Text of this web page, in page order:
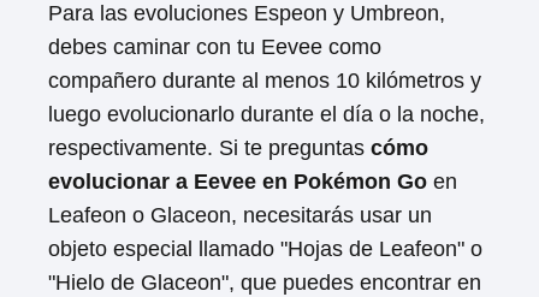
Para las evoluciones Espeon y Umbreon,
debes caminar con tu Eevee como
compañero durante al menos 10 kilómetros y
luego evolucionarlo durante el día o la noche,
respectivamente. Si te preguntas cómo
evolucionar a Eevee en Pokémon Go en
Leafeon o Glaceon, necesitarás usar un
objeto especial llamado "Hojas de Leafeon" o
"Hielo de Glaceon", que puedes encontrar en